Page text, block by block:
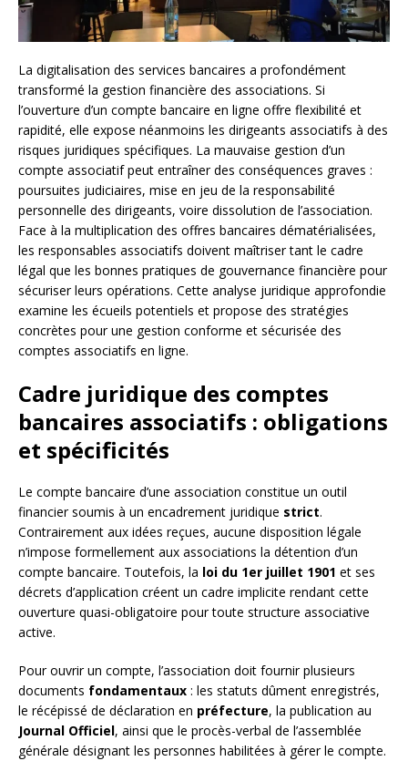
La digitalisation des services bancaires a profondément
transformé la gestion financière des associations. Si
l’ouverture d’un compte bancaire en ligne offre flexibilité et
rapidité, elle expose néanmoins les dirigeants associatifs à des
risques juridiques spécifiques. La mauvaise gestion d’un
compte associatif peut entraîner des conséquences graves :
poursuites judiciaires, mise en jeu de la responsabilité
personnelle des dirigeants, voire dissolution de l’association.
Face à la multiplication des offres bancaires dématérialisées,
les responsables associatifs doivent maîtriser tant le cadre
légal que les bonnes pratiques de gouvernance financière pour
sécuriser leurs opérations. Cette analyse juridique approfondie
examine les écueils potentiels et propose des stratégies
concrètes pour une gestion conforme et sécurisée des
comptes associatifs en ligne.
Cadre juridique des comptes
bancaires associatifs : obligations
et spécificités
Le compte bancaire d’une association constitue un outil
financier soumis à un encadrement juridique strict.
Contrairement aux idées reçues, aucune disposition légale
n’impose formellement aux associations la détention d’un
compte bancaire. Toutefois, la loi du 1er juillet 1901 et ses
décrets d’application créent un cadre implicite rendant cette
ouverture quasi-obligatoire pour toute structure associative
active.
Pour ouvrir un compte, l’association doit fournir plusieurs
documents fondamentaux : les statuts dûment enregistrés,
le récépissé de déclaration en préfecture, la publication au
Journal Officiel, ainsi que le procès-verbal de l’assemblée
générale désignant les personnes habilitées à gérer le compte.